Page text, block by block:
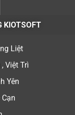
KIOTSOFT
Liệt
Việt Trì
Yên